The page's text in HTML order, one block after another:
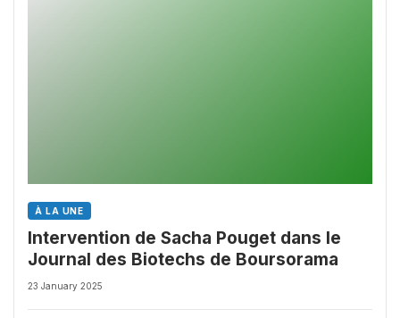
À LA UNE
Intervention de Sacha Pouget dans le
Journal des Biotechs de Boursorama
23 January 2025